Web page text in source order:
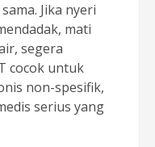
Jika nyeri
mati
segera
cocok untuk
non-spesifik,
serius yang